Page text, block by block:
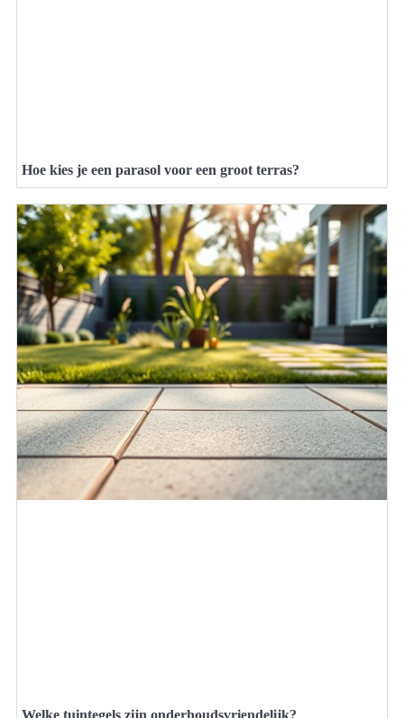
Hoe kies je een parasol voor een groot terras?
Welke tuintegels zijn onderhoudsvriendelijk?